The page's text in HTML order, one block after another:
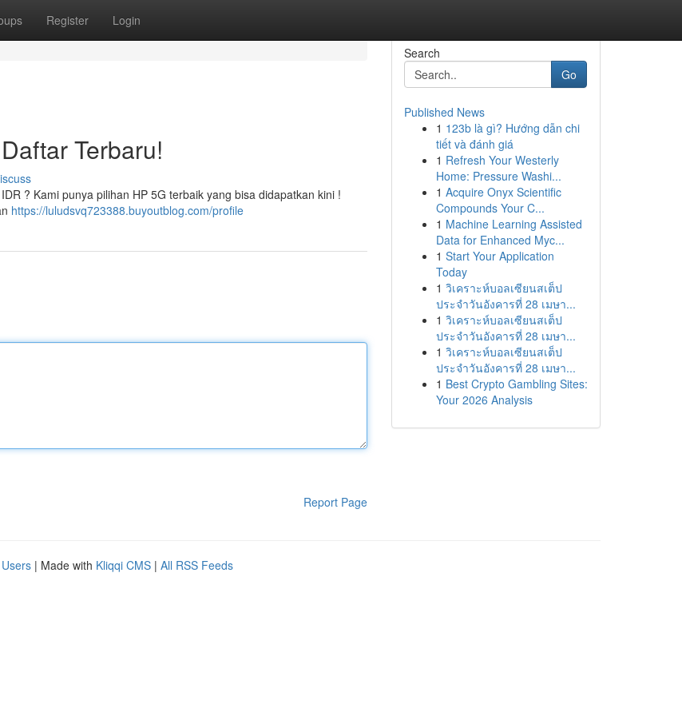
Register Login
Terbaru!
? Kami punya pilihan HP 5G terbaik yang bisa didapatkan kini !
https://luludsvq723388.buyoutblog.com/profile
Report Page
Search
Go
Published News
1 123b là gì? Hướng dẫn chi
tiết và đánh giá
1 Refresh Your Westerly
Home: Pressure Washi...
1 Acquire Onyx Scientific
Compounds Your C...
1 Machine Learning Assisted
Data for Enhanced Myc...
1 Start Your Application
Today
1 วิเคราะห์บอลเซียนสเต็ป
ประจำวันอังคารที่ 28 เมษา...
1 วิเคราะห์บอลเซียนสเต็ป
ประจำวันอังคารที่ 28 เมษา...
1 วิเคราะห์บอลเซียนสเต็ป
ประจำวันอังคารที่ 28 เมษา...
1 Best Crypto Gambling Sites:
Your 2026 Analysis
| Made with Kliqqi CMS | All RSS Feeds